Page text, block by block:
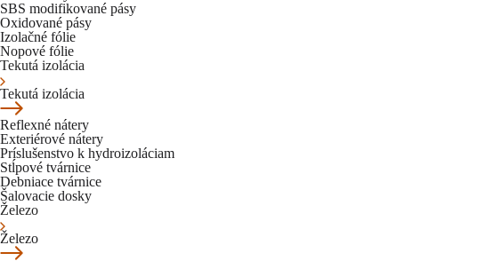
SBS modifikované pásy
Oxidované pásy
Izolačné fólie
Nopové fólie
Tekutá izolácia
Tekutá izolácia
Reflexné nátery
Exteriérové nátery
Príslušenstvo k hydroizoláciam
Stĺpové tvárnice
Debniace tvárnice
Šalovacie dosky
Železo
Železo